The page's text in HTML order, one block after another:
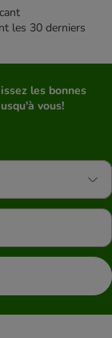
les 30 derniers
les bonnes
vous!